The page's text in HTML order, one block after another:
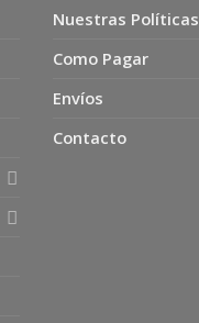
Nuestras Políticas
Como Pagar
Envíos
Contacto